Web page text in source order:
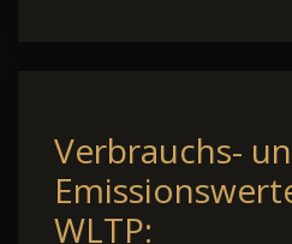
Verbrauchs-
WLTP: